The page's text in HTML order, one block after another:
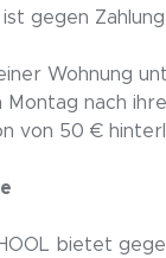
gegen
Wohnung
Montag nach
von 50 €
bietet